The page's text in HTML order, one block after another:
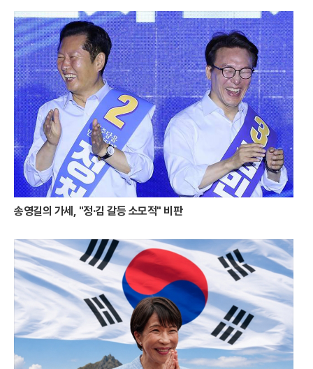
담을 수 있게 됐다. 탁 트인 시야 확보로 인해 낙조의 몰입감은 한층 깊어졌
으며, 이는 곧 통영을 찾는 관광객들에게 차별화된 시각적 경험을 제공하
는 핵심 요소로 작용하고 있다.해가 완전히 수평선 아래로 몸을 숨기면 통
영의 중심부인 강구안은 또 다른 매력을 발산하기 시작한다. 낮 동안 활기
넘치던 항구는 밤이 깊어짐에 따라 화려한 빛의 옷으로 갈아입는다. 바다
위에 정박한 거북선과 판옥선은 은은한 조명을 받아 고요하면서도 위엄 있
는 호국의 자태를 뽐낸다. 과거의 역사적 상징물들이 현대적인 조명 예술
과 어우러지며 만들어내는 강구안의 밤 풍경은 통영만이 가진 독특한 서사
를 시각적으로 완성한다.강구안의 야경이 이토록 입체적으로 변모한 데는
통영시의 과감한 투자가 뒷받침되었다. 약 80억 원 규모의 야간 경관 개선
사업을 통해 강구안 일대는 빛의 예술 공간으로 거듭났다. 특히 바다를 가
로지르는 보도교인 ‘강구안 브릿지’는 이번 사업의 백미로 꼽힌다. 럭비공
을 반으로 자른 듯한 유려한 곡선미를 자랑하는 이 다리는 밤마다 무지갯
빛 조명을 내뿜으며 바다 위에 환상적인 빛의 길을 만들어낸다. 다리 위를
거닐며 감상하는 항구의 야경은 여행자들에게 잊지 못할 낭만을 선사한다.
불어넣고 있다. 야간 경관이 화려해지면서 강구안 주변 상권은 밤늦게까지
활기를 띠고 있으며, 체류형 관광객의 비중도 눈에 띄게 증가했다. 통영시
는 이러한 성과를 바탕으로 야간 관광 특화 도시로서의 브랜드를 더욱 공
고히 할 계획이다. 자연이 주는 선물인 낙조와 인간이 빚어낸 빛의 예술인
야경이 조화를 이루며 통영은 명실상부한 '빛의 도시'로 자리매김했다.달아
공원에서 시작된 붉은 감동은 강구안의 화려한 조명으로 이어지며 통영 여
행의 대미를 장식한다. 낮보다 아름다운 밤을 선사하는 통영의 변신은 올
여름 휴가객들에게 완벽한 힐링의 시간을 제공하고 있다. 붉게 물든 바다
와 무지갯빛 항구를 동시에 만끽할 수 있는 통영의 빛의 이중주는, 일상을
송영길의 가세, "정·김 갈등 소모적" 비판